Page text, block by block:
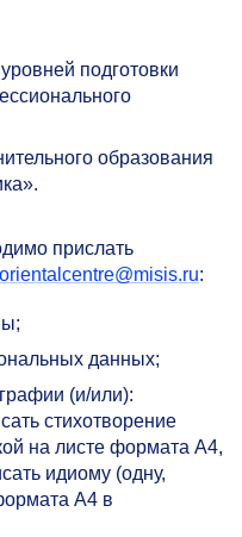
подготовки
образования
прислать
orientalcentre@misis.ru:
данных;
(и/или):
стихотворение
на листе формата А4,
идиому (одну,
А4 в